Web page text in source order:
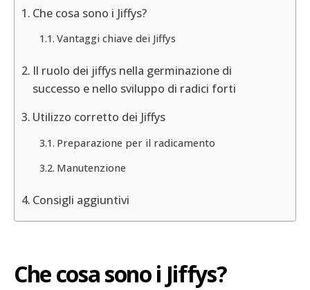
Che cosa sono i Jiffys?
Vantaggi chiave dei Jiffys
Il ruolo dei jiffys nella germinazione di
successo e nello sviluppo di radici forti
Utilizzo corretto dei Jiffys
Preparazione per il radicamento
Manutenzione
Consigli aggiuntivi
Che cosa sono i Jiffys?